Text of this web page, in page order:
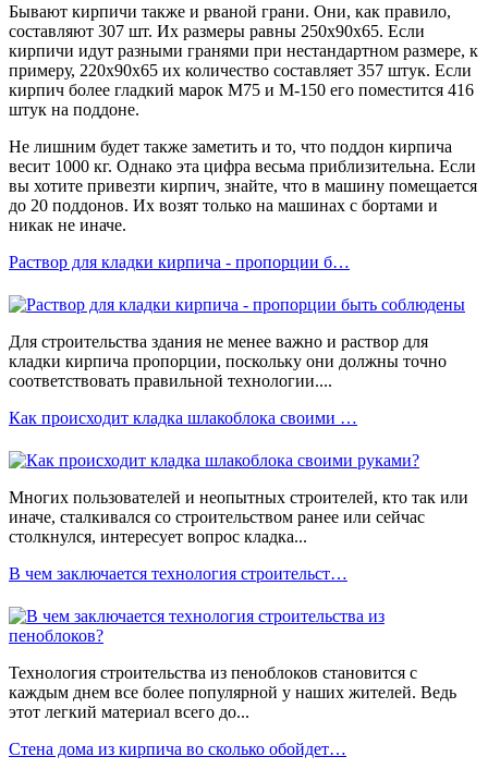
Бывают кирпичи также и рваной грани. Они, как правило,
составляют 307 шт. Их размеры равны 250х90х65. Если
кирпичи идут разными гранями при нестандартном размере, к
примеру, 220х90х65 их количество составляет 357 штук. Если
кирпич более гладкий марок М75 и М-150 его поместится 416
штук на поддоне.
Не лишним будет также заметить и то, что поддон кирпича
весит 1000 кг. Однако эта цифра весьма приблизительна. Если
вы хотите привезти кирпич, знайте, что в машину помещается
до 20 поддонов. Их возят только на машинах с бортами и
никак не иначе.
Раствор для кладки кирпича - пропорции б…
Для строительства здания не менее важно и раствор для
кладки кирпича пропорции, поскольку они должны точно
соответствовать правильной технологии....
Как происходит кладка шлакоблока своими …
Многих пользователей и неопытных строителей, кто так или
иначе, сталкивался со строительством ранее или сейчас
столкнулся, интересует вопрос кладка...
В чем заключается технология строительст…
Технология строительства из пеноблоков становится с
каждым днем все более популярной у наших жителей. Ведь
этот легкий материал всего до...
Стена дома из кирпича во сколько обойдет…